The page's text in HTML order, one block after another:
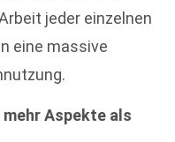
jeder einzelnen
eine massive
Aspekte als